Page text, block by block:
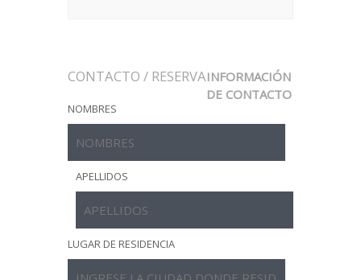
CONTACTO / RESERVAINFORMACIÓN
DE CONTACTO
NOMBRES
APELLIDOS
LUGAR DE RESIDENCIA